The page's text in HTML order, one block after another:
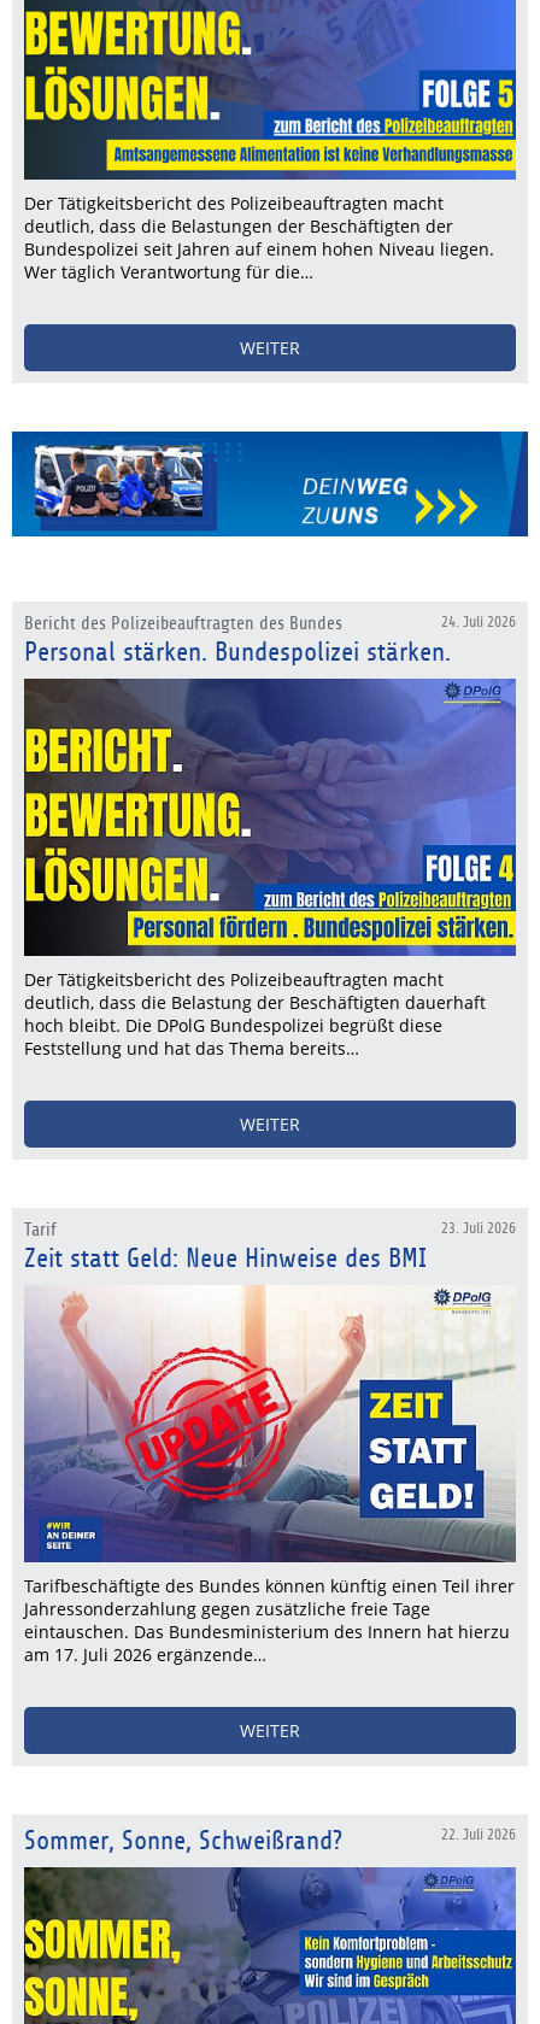
Der Tätigkeitsbericht des Polizeibeauftragten macht
deutlich, dass die Belastungen der Beschäftigten der
Bundespolizei seit Jahren auf einem hohen Niveau liegen.
Wer täglich Verantwortung für die…
WEITER
24. Juli 2026
Bericht des Polizeibeauftragten des Bundes
Personal stärken. Bundespolizei stärken.
Der Tätigkeitsbericht des Polizeibeauftragten macht
deutlich, dass die Belastung der Beschäftigten dauerhaft
hoch bleibt. Die DPolG Bundespolizei begrüßt diese
Feststellung und hat das Thema bereits…
WEITER
23. Juli 2026
Tarif
Zeit statt Geld: Neue Hinweise des BMI
Tarifbeschäftigte des Bundes können künftig einen Teil ihrer
Jahressonderzahlung gegen zusätzliche freie Tage
eintauschen. Das Bundesministerium des Innern hat hierzu
am 17. Juli 2026 ergänzende…
WEITER
22. Juli 2026
Sommer, Sonne, Schweißrand?